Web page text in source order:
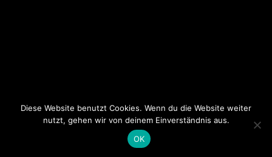
Diese Website benutzt Cookies. Wenn du die Website weiter
nutzt, gehen wir von deinem Einverständnis aus.
OK